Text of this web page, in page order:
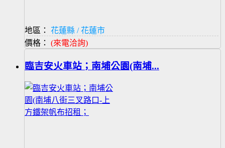
地區：
花蓮縣 / 花蓮市
價格： (來電洽詢)
臨吉安火車站；南埔公園(南埔...